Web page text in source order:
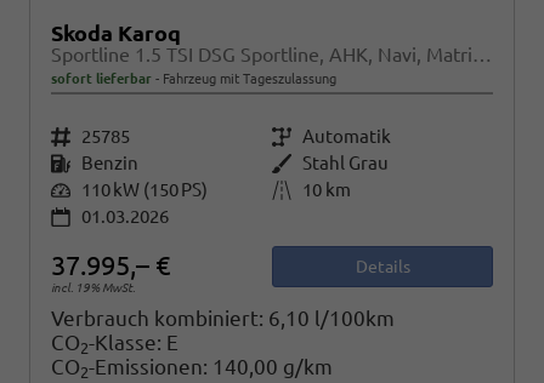
Skoda Karoq
Sportline 1.5 TSI DSG Sportline, AHK, Navi, Matrix, Kamera, el. Klappe, 5-J. Garantie
sofort lieferbar Fahrzeug mit Tageszulassung
Fahrzeugnr. 25785 Getriebe Automatik
Kraftstoff Benzin Außenfarbe Stahl Grau
Leistung 110 kW (150 PS) Kilometerstand
10 km
01.03.2026
37.995,– €
incl. 19% MwSt.
Details
Verbrauch kombiniert: 6,10 l/100km
CO2-Klasse: E
CO2-Emissionen: 140,00 g/km